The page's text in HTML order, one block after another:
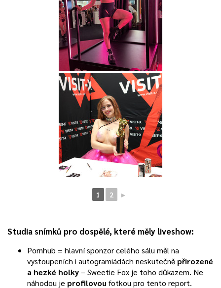
1 2 ►
Studia snímků pro dospělé, které měly liveshow:
Pornhub = hlavní sponzor celého sálu měl na
vystoupeních i autogramiádách neskutečně přirozené
a hezké holky– Sweetie Fox je toho důkazem. Ne
náhodou je profilovou fotkou pro tento report.